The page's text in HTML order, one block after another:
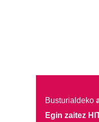
Busturialdeko
Egin zaitez